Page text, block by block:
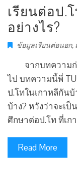
เรียนต่อป.
อย่างไร?
ข้อมูลเรียนต่อนอก,
จากบทความก่อ
ไป บทความนี้พี่
ป.โทในเกาหลีกัน
บ้าง? หวังว่าจะเ
ศึกษาต่อป.โท ที่เก
Read More